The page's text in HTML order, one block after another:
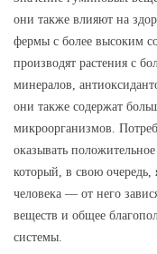
они также влияют на
фермы с более высоким
производят растения с
минералов,
они также содержат
микроорганизмов.
оказывать
который, в свою очередь,
человека — от него
веществ и общее
системы.